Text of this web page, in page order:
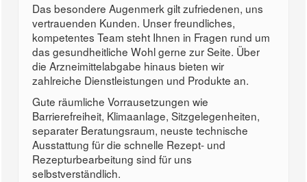
Das besondere Augenmerk gilt zufriedenen, uns
vertrauenden Kunden. Unser freundliches,
kompetentes Team steht Ihnen in Fragen rund um
das gesundheitliche Wohl gerne zur Seite. Über
die Arzneimittelabgabe hinaus bieten wir
zahlreiche Dienstleistungen und Produkte an.
Gute räumliche Vorrausetzungen wie
Barrierefreiheit, Klimaanlage, Sitzgelegenheiten,
separater Beratungsraum, neuste technische
Ausstattung für die schnelle Rezept- und
Rezepturbearbeitung sind für uns
selbstverständlich.